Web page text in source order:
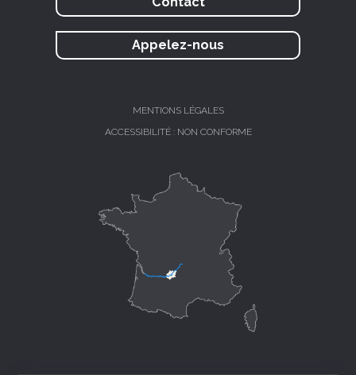
Appelez-nous
MENTIONS LÉGALES
ACCESSIBILITÉ : NON CONFORME